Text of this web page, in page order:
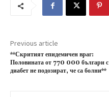
Previous article
**Скритият епидемичен враг:
Половината от 770 000 българи с
диабет не подозират, че са болни**